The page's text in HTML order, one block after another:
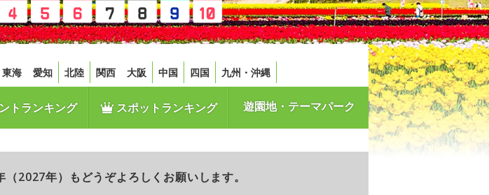
東海 愛知 北陸 関西 大阪 中国 四国 九州・沖縄
トランキング スポットランキング 遊園地・テーマパーク
2027年）もどうぞよろしくお願いします。